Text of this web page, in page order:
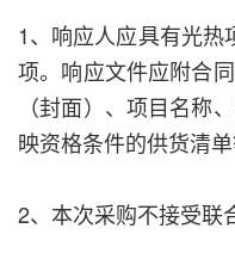
1、响应人应具有光热
项。响应文件应附合
（封面）、项目名称
映资格条件的供货清单
2、本次采购不接受联